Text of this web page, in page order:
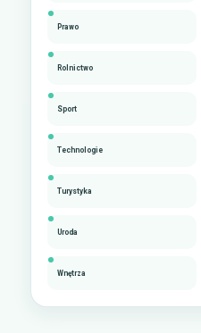
Prawo
Rolnictwo
Sport
Technologie
Turystyka
Uroda
Wnętrza